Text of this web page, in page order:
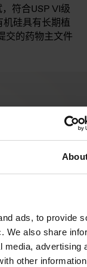
ads, to provide
We also share
media, advertising
other
符合USP VI级
硅具有长期植
交的药物主文件
固化橡胶及液